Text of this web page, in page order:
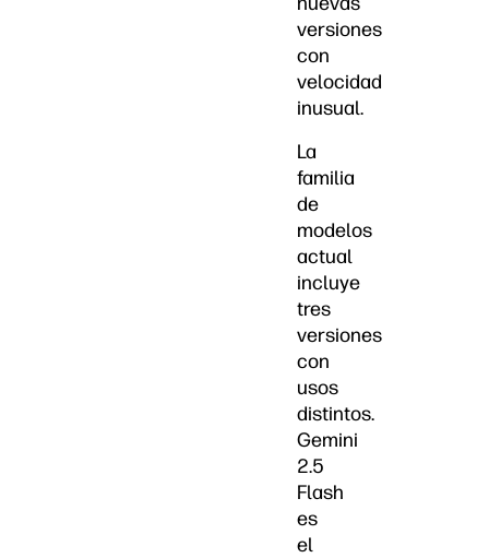
versiones
con
velocidad
inusual.
La
familia
de
modelos
actual
incluye
tres
versiones
con
usos
distintos.
Gemini
2.5
Flash
es
el